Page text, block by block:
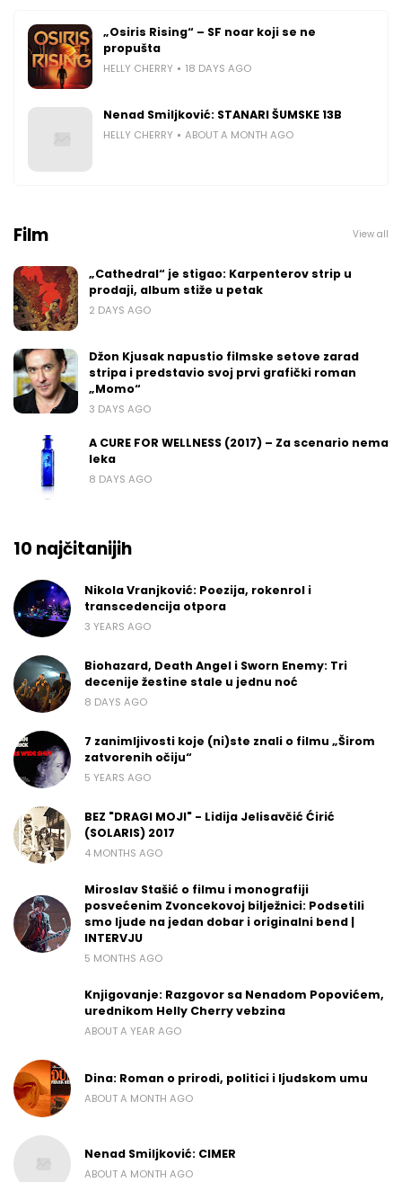
„Osiris Rising“ – SF noar koji se ne
propušta
HELLY CHERRY 18 DAYS AGO
Nenad Smiljković: STANARI ŠUMSKE 13B
HELLY CHERRY ABOUT A MONTH AGO
Film View all
„Cathedral“ je stigao: Karpenterov strip u
prodaji, album stiže u petak
2 DAYS AGO
Džon Kjusak napustio filmske setove zarad
stripa i predstavio svoj prvi grafički roman
„Momo“
3 DAYS AGO
A CURE FOR WELLNESS (2017) – Za scenario nema
leka
8 DAYS AGO
10 najčitanijih
Nikola Vranjković: Poezija, rokenrol i
transcedencija otpora
3 YEARS AGO
Biohazard, Death Angel i Sworn Enemy: Tri
decenije žestine stale u jednu noć
8 DAYS AGO
7 zanimljivosti koje (ni)ste znali o filmu „Širom
zatvorenih očiju“
5 YEARS AGO
BEZ "DRAGI MOJI" - Lidija Jelisavčić Ćirić
(SOLARIS) 2017
4 MONTHS AGO
Miroslav Stašić o filmu i monografiji
posvećenim Zvoncekovoj bilježnici: Podsetili
smo ljude na jedan dobar i originalni bend |
INTERVJU
5 MONTHS AGO
Knjigovanje: Razgovor sa Nenadom Popovićem,
urednikom Helly Cherry vebzina
ABOUT A YEAR AGO
Dina: Roman o prirodi, politici i ljudskom umu
ABOUT A MONTH AGO
Nenad Smiljković: CIMER
ABOUT A MONTH AGO